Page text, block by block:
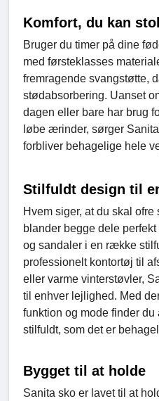
Komfort, du kan
Bruger du timer på dine
med førsteklasses
fremragende svangstøtte,
stødabsorbering. Uanset
dagen eller bare har brug
løbe ærinder, sørger
forbliver behagelige hele
Stilfuldt design til
Hvem siger, at du skal ofre
blander begge dele
og sandaler i en række
professionelt kontortøj til
eller varme vinterstøvler,
til enhver lejlighed. Med
funktion og mode finder du
stilfuldt, som det er
Bygget til at holde
Sanita sko er lavet til at